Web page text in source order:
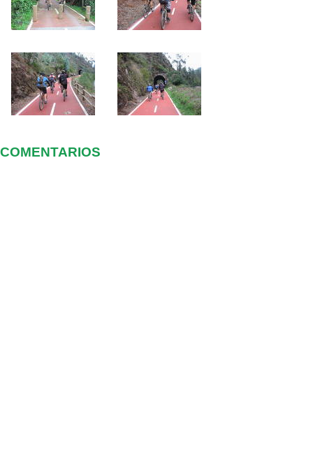
COMENTARIOS